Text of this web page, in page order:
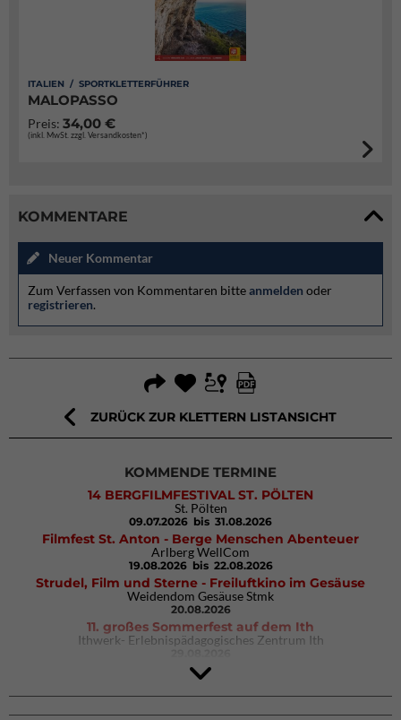
ITALIEN / SPORTKLETTERFÜHRER
MALOPASSO
Preis: 34,00 €
(inkl. MwSt. zzgl. Versandkosten*)
KOMMENTARE
Neuer Kommentar
Zum Verfassen von Kommentaren bitteanmelden oder
registrieren.
ZURÜCK ZUR KLETTERN LISTANSICHT
KOMMENDE TERMINE
14 BERGFILMFESTIVAL ST. PÖLTEN
St. Pölten
09.07.2026 bis 31.08.2026
Filmfest St. Anton - Berge Menschen Abenteuer
Arlberg WellCom
19.08.2026 bis 22.08.2026
Strudel, Film und Sterne - Freiluftkino im Gesäuse
Weidendom Gesäuse Stmk
20.08.2026
11. großes Sommerfest auf dem Ith
Ithwerk- Erlebnispädagogisches Zentrum Ith
4Blocs KIDS 2026
DAV Kletter- & Boulderzentrum München Süd (Thalkirchen)
26.09.2026